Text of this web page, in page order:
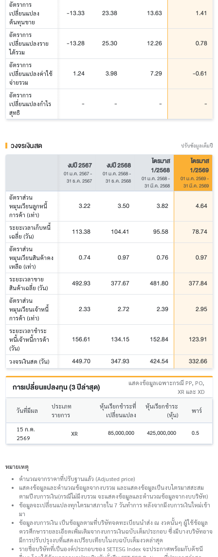
อัตราการ
เปลี่ยนแปลง
ต้นทุนขาย
-13.33 23.38 13.63 1.41
อัตราการ
เปลี่ยนแปลงราย
ได้รวม
-13.28 25.30 12.26 0.78
อัตราการ
เปลี่ยนแปลงค่าใช้
จ่ายรวม
1.24 3.98 7.29 -0.61
อัตราการ
เปลี่ยนแปลงกำไร
สุทธิ
- - - -
วงจรเงินสด ปรับข้อมูลเต็มปี
งบปี 2567
01 ม.ค. 2567-
31 ธ.ค. 2567
งบปี 2568
01 ม.ค. 2568-
31 ธ.ค. 2568
ไตรมาส
1/2568
01 ม.ค. 2568-
31 มี.ค. 2568
ไตรมาส
1/2569
01 ม.ค. 2569-
31 มี.ค. 2569
อัตราส่วน
หมุนเวียนลูกหนี้
การค้า (เท่า)
3.22 3.50 3.82 4.64
ระยะเวลาเก็บหนี้
เฉลี่ย (วัน)
113.38 104.41 95.58 78.74
อัตราส่วน
หมุนเวียนสินค้าคง
เหลือ (เท่า)
0.74 0.97 0.76 0.97
ระยะเวลาขาย
สินค้าเฉลี่ย (วัน)
492.93 377.67 481.80 377.84
อัตราส่วน
หมุนเวียนเจ้าหนี้
การค้า (เท่า)
2.33 2.72 2.39 2.95
ระยะเวลาชำระ
หนี้เจ้าหนี้การค้า
(วัน)
156.61 134.15 152.84 123.91
วงจรเงินสด (วัน) 449.70 347.93 424.54 332.66
การเปลี่ยนแปลงทุน (3 ปีล่าสุด)
แสดงข้อมูลเฉพาะกรณี PP, PO,
XR และ XD
วันที่มีผล
ประเภท
รายการ
หุ้นเรียกชำระที่
เปลี่ยนแปลง
หุ้นเรียกชำระ
(หุ้น)
พาร์
15 ก.ค.
2569
XR 85,000,000 425,000,000 0.5
หมายเหตุ
คำนวณจากราคาที่ปรับฐานแล้ว (Adjusted price)
แสดงข้อมูลและคำนวณข้อมูลจากงบรวม และแสดงข้อมูลเป็นงบไตรมาสสะสม
ตามปีงบการเงิน(กรณีไม่มีงบรวม จะแสดงข้อมูลและคำนวณข้อมูลจากงบบริษัท)
ข้อมูลจะเปลี่ยนแปลงทุกไตรมาสภายใน 7 วันทำการ หลังจากมีงบการเงินใหม่เข้า
มา
ข้อมูลงบการเงิน เป็นข้อมูลตามที่บริษัทจดทะเบียนนำส่ง ณ งวดนั้นๆ ผู้ใช้ข้อมูล
ควรศึกษารายละเอียดเพิ่มเติมจากงบการเงินฉบับเต็มประกอบ ซึ่งมีบางบริษัทอาจ
มีการปรับปรุงงบที่แสดงเปรียบเทียบในงบฉบับเต็มงวดล่าสุด
รายชื่อบริษัทที่เป็นองค์ประกอบของ SETESG Index จะประกาศพร้อมกับดัชนี